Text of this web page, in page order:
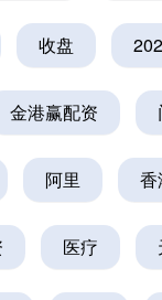
收盘
金港赢配资
阿里 香
医疗